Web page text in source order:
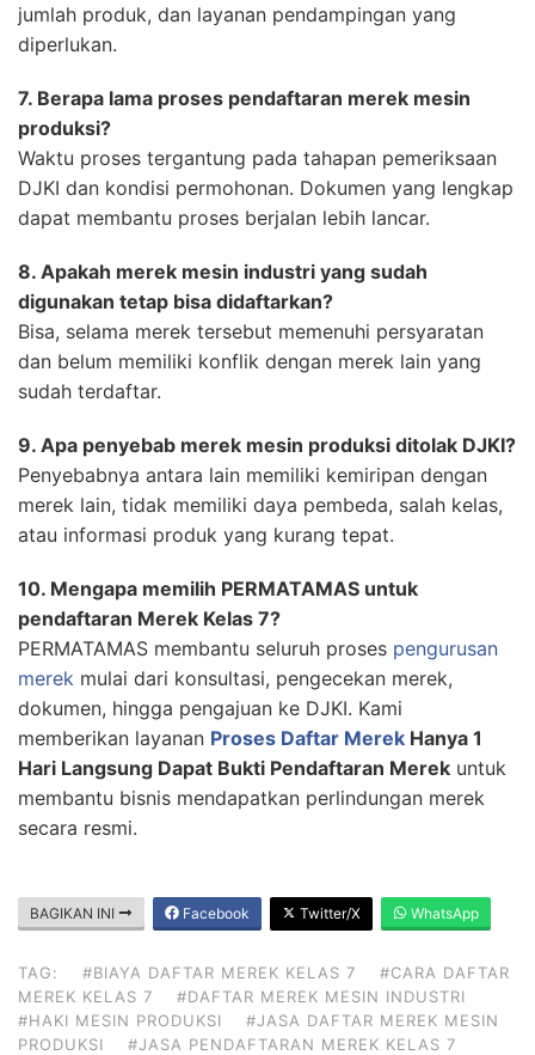
jumlah produk, dan layanan pendampingan yang
diperlukan.
7. Berapa lama proses pendaftaran merek mesin
produksi?
Waktu proses tergantung pada tahapan pemeriksaan
DJKI dan kondisi permohonan. Dokumen yang lengkap
dapat membantu proses berjalan lebih lancar.
8. Apakah merek mesin industri yang sudah
digunakan tetap bisa didaftarkan?
Bisa, selama merek tersebut memenuhi persyaratan
dan belum memiliki konflik dengan merek lain yang
sudah terdaftar.
9. Apa penyebab merek mesin produksi ditolak DJKI?
Penyebabnya antara lain memiliki kemiripan dengan
merek lain, tidak memiliki daya pembeda, salah kelas,
atau informasi produk yang kurang tepat.
10. Mengapa memilih PERMATAMAS untuk
pendaftaran Merek Kelas 7?
PERMATAMAS membantu seluruh proses pengurusan
merek mulai dari konsultasi, pengecekan merek,
dokumen, hingga pengajuan ke DJKI. Kami
memberikan layanan Proses Daftar Merek Hanya 1
Hari Langsung Dapat Bukti Pendaftaran Merek untuk
membantu bisnis mendapatkan perlindungan merek
secara resmi.
BAGIKAN INI Facebook Twitter/X WhatsApp
TAG: #BIAYA DAFTAR MEREK KELAS 7
#CARA DAFTAR
MEREK KELAS 7
#DAFTAR MEREK MESIN INDUSTRI
#HAKI MESIN PRODUKSI
#JASA DAFTAR MEREK MESIN
PRODUKSI
#JASA PENDAFTARAN MEREK KELAS 7